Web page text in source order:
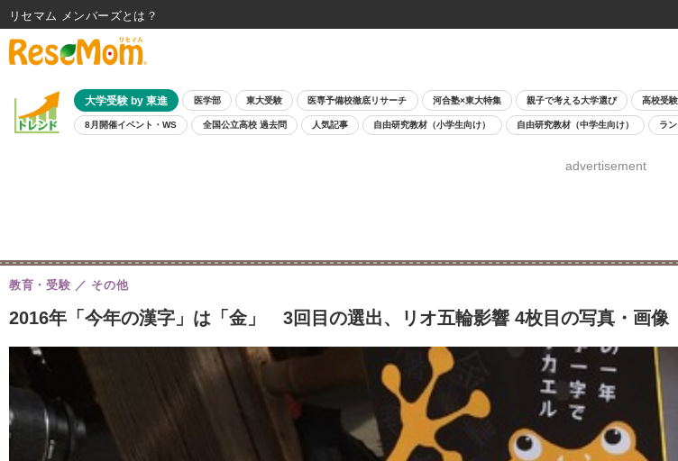
大学受験 by 東進 医学部 東大受験 医専予備校徹底リサーチ 河合塾×東大特集 親子で考える大学選び 高校受験
8月開催イベント・WS 全国公立高校 過去問 人気記事 自由研究教材（小学生向け） 自由研究教材（中学生向け） ラ
advertisement
2016年「今年の漢字」は「金」 3回目の選出、リオ五輪影響 4枚目の写真・画像
教育・受験 その他
リセマム メンバーズ